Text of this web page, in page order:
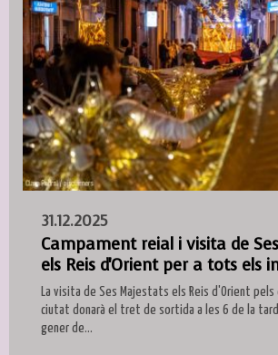
31.12.2025
Campament reial i visita de
els Reis d'Orient per a tots els
La visita de Ses Majestats els Reis d'Orient pels
ciutat donarà el tret de sortida a les 6 de la
gener de...